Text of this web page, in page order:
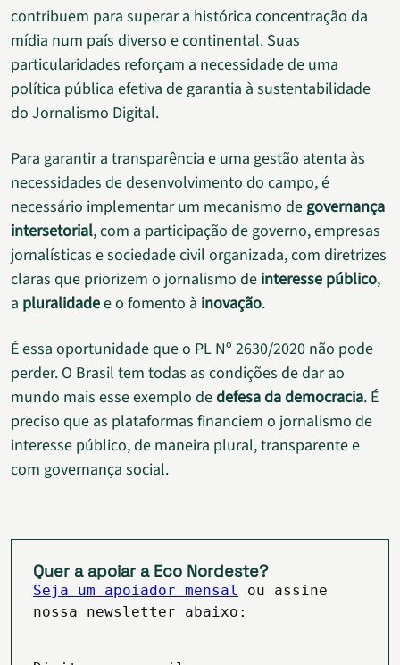
contribuem para superar a histórica concentração da
mídia num país diverso e continental. Suas
particularidades reforçam a necessidade de uma
política pública efetiva de garantia à sustentabilidade
do Jornalismo Digital.
Para garantir a transparência e uma gestão atenta às
necessidades de desenvolvimento do campo, é
necessário implementar um mecanismo de governança
intersetorial, com a participação de governo, empresas
jornalísticas e sociedade civil organizada, com diretrizes
claras que priorizem o jornalismo de interesse público,
a pluralidadee o fomento à inovação.
É essa oportunidade que o PL Nº 2630/2020 não pode
perder. O Brasil tem todas as condições de dar ao
mundo mais esse exemplo dedefesa da democracia. É
preciso que as plataformas financiem o jornalismo de
interesse público, de maneira plural, transparente e
com governança social.
Quer a apoiar a Eco Nordeste?
Seja um apoiador mensal
ou assine
nossa newsletter abaixo: